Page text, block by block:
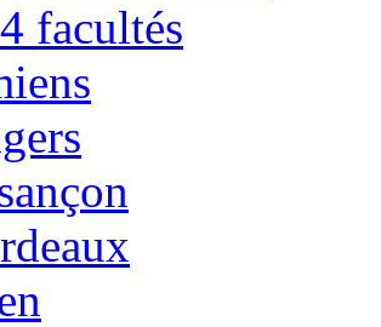
facultés